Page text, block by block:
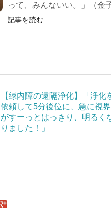
って、みんないい。」（金
記事を読む
【緑内障の遠隔浄化】「浄化
依頼して5分後位に、急に視界
がすーっとはっきり、明るく
りました！」